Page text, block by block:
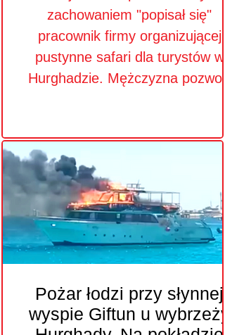
zachowaniem "popisał się"
pracownik firmy organizującej
pustynne safari dla turystów w
Hurghadzie. Mężczyzna pozwolił
Pożar łodzi przy słynnej
wyspie Giftun u wybrzeży